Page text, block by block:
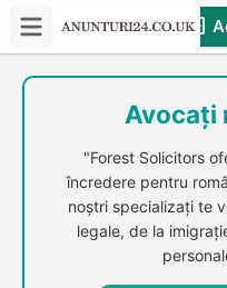
Avocați
"Forest Solicitors
încredere pentru
noștri specializați te
legale, de la